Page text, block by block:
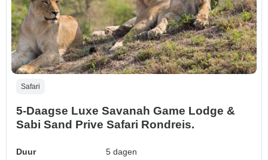
Safari
5-Daagse Luxe Savanah Game Lodge &
Sabi Sand Prive Safari Rondreis.
Duur
5 dagen